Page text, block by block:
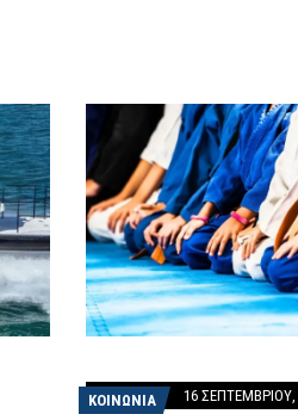
ΚΟΙΝΩΝΙΑ 16 ΣΕΠΤΕΜΒΡΊΟΥ,